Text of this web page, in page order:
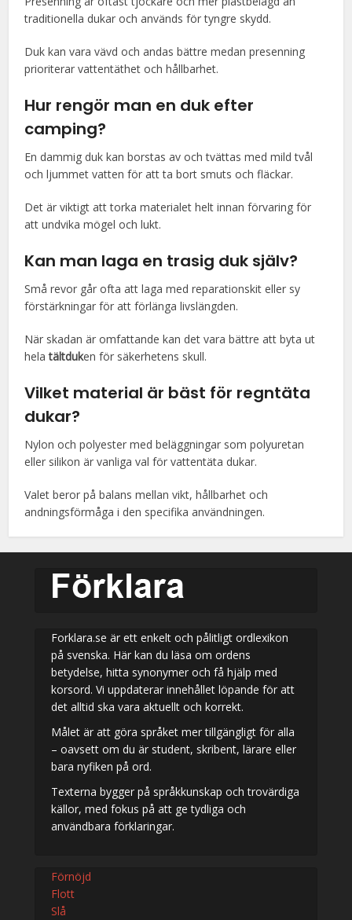
traditionella dukar och används för tyngre skydd.
Duk kan vara vävd och andas bättre medan presenning
prioriterar vattentäthet och hållbarhet.
Hur rengör man en duk efter
camping?
En dammig duk kan borstas av och tvättas med mild tvål
och ljummet vatten för att ta bort smuts och fläckar.
Det är viktigt att torka materialet helt innan förvaring för
att undvika mögel och lukt.
Kan man laga en trasig duk själv?
Små revor går ofta att laga med reparationskit eller sy
förstärkningar för att förlänga livslängden.
När skadan är omfattande kan det vara bättre att byta ut
helatältduken för säkerhetens skull.
Vilket material är bäst för regntäta
dukar?
Nylon och polyester med beläggningar som polyuretan
eller silikon är vanliga val för vattentäta dukar.
Valet beror på balans mellan vikt, hållbarhet och
andningsförmåga i den specifika användningen.
Forklara.se är ett enkelt och pålitligt ordlexikon
på svenska. Här kan du läsa om ordens
betydelse, hitta synonymer och få hjälp med
korsord. Vi uppdaterar innehållet löpande för att
det alltid ska vara aktuellt och korrekt.
Målet är att göra språket mer tillgängligt för alla
– oavsett om du är student, skribent, lärare eller
bara nyfiken på ord.
Texterna bygger på språkkunskap och trovärdiga
källor, med fokus på att ge tydliga och
användbara förklaringar.
Förnöjd
Flott
Slå